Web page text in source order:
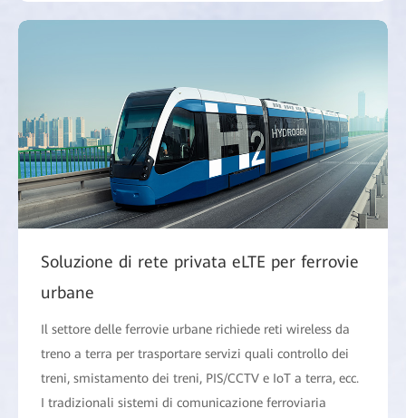
Soluzione di rete privata eLTE per ferrovie
urbane
Il settore delle ferrovie urbane richiede reti wireless da
treno a terra per trasportare servizi quali controllo dei
treni, smistamento dei treni, PIS/CCTV e IoT a terra, ecc.
I tradizionali sistemi di comunicazione ferroviaria